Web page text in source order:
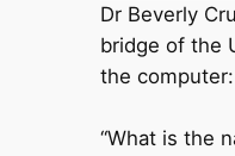
Dr Beverly
bridge of the
the computer:
“What is the